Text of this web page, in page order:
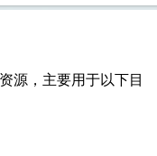
源，主要用于以下目